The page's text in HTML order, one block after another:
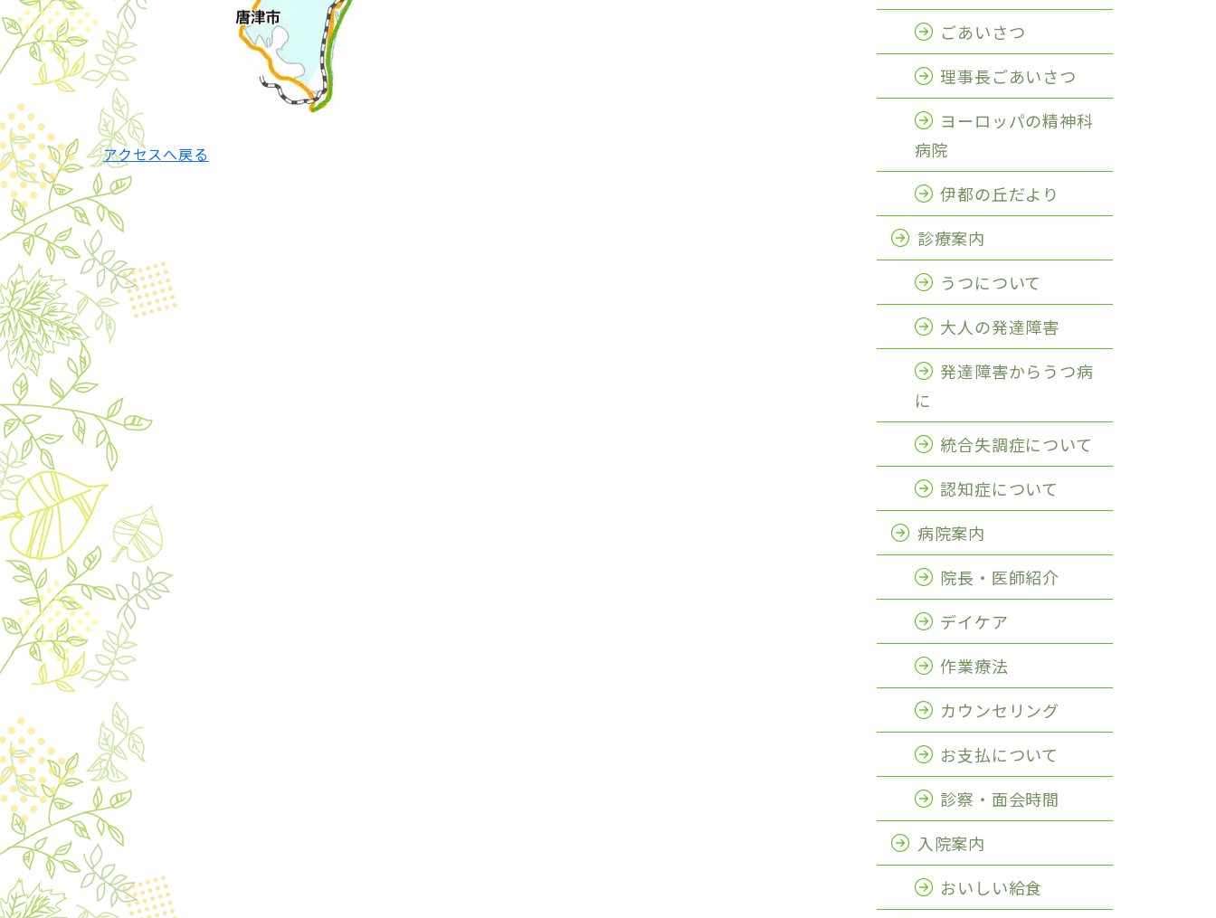
アクセスへ戻る
ごあいさつ
理事長ごあいさつ
ヨーロッパの精神科
病院
伊都の丘だより
診療案内
うつについて
大人の発達障害
発達障害からうつ病
に
統合失調症について
認知症について
病院案内
院長・医師紹介
デイケア
作業療法
カウンセリング
お支払について
診察・面会時間
入院案内
おいしい給食